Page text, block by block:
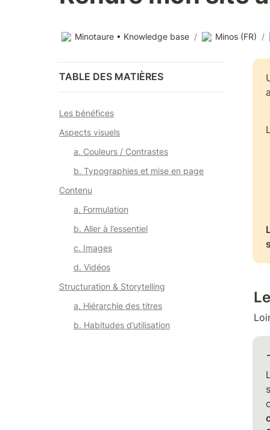
Minotaure • Knowledge base / Minos (FR) /
TABLE DES MATIÈRES
Les bénéfices
Aspects visuels
a. Couleurs / Contrastes
b. Typographies et mise en page
Contenu
a. Formulation
b. Aller à l’essentiel
c. Images
d. Vidéos
Structuration & Storytelling
a. Hiérarchie des titres
b. Habitudes d’utilisation